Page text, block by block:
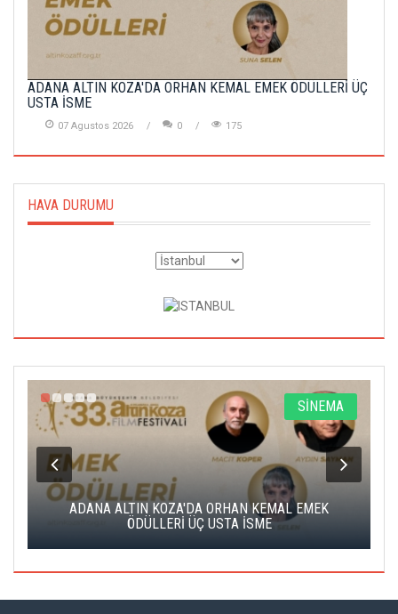
ADANA ALTIN KOZA'DA ORHAN KEMAL EMEK ÖDÜLLERİ ÜÇ
USTA İSME
07 Agustos 2026 0 175
HAVA DURUMU
SİNEMA
ADANA ALTIN KOZA'DA ORHAN KEMAL EMEK
ÖDÜLLERİ ÜÇ USTA İSME